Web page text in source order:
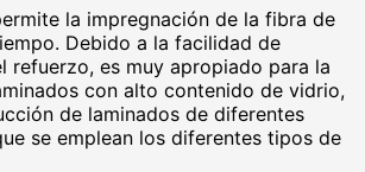
la impregnación de la fibra de
Debido a la facilidad de
refuerzo, es muy apropiado para la
con alto contenido de vidrio,
de laminados de diferentes
se emplean los diferentes tipos de